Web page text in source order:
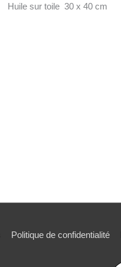
Huile sur toile 30 x 40 cm
Politique de confidentialité